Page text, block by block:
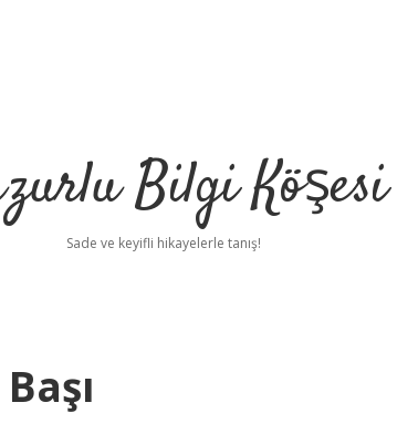
Bilgi Köşesi
Sade ve keyifli hikayelerle tanış!